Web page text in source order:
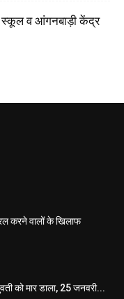
व आंगनबाड़ी केंद्र
करने वालों के खिलाफ
को मार डाला, 25 जनवरी...